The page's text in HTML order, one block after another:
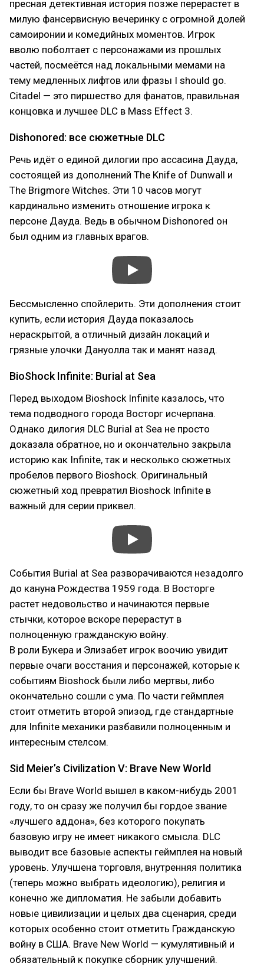
пресная детективная история позже перерастет в
милую фансервисную вечеринку с огромной долей
самоиронии и комедийных моментов. Игрок
вволю поболтает с персонажами из прошлых
частей, посмеётся над локальными мемами на
тему медленных лифтов или фразы I should go.
Citadel — это пиршество для фанатов, правильная
концовка и лучшее DLC в Mass Effect 3.
Dishonored: все сюжетные DLC
Речь идёт о единой дилогии про ассасина Дауда,
состоящей из дополнений The Knife of Dunwall и
The Brigmore Witches. Эти 10 часов могут
кардинально изменить отношение игрока к
персоне Дауда. Ведь в обычном Dishonored он
был одним из главных врагов.
Бессмысленно спойлерить. Эти дополнения стоит
купить, если история Дауда показалось
нераскрытой, а отличный дизайн локаций и
грязные улочки Дануолла так и манят назад.
BioShock Infinite: Burial at Sea
Перед выходом Bioshock Infinite казалось, что
тема подводного города Восторг исчерпана.
Однако дилогия DLC Burial at Sea не просто
доказала обратное, но и окончательно закрыла
историю как Infinite, так и несколько сюжетных
пробелов первого Bioshock. Оригинальный
сюжетный ход превратил Bioshock Infinite в
важный для серии приквел.
События Burial at Sea разворачиваются незадолго
до кануна Рождества 1959 года. В Восторге
растет недовольство и начинаются первые
стычки, которое вскоре перерастут в
полноценную гражданскую войну.
В роли Букера и Элизабет игрок воочию увидит
первые очаги восстания и персонажей, которые к
событиям Bioshock были либо мертвы, либо
окончательно сошли с ума. По части геймплея
стоит отметить второй эпизод, где стандартные
для Infinite механики разбавили полноценным и
интересным стелсом.
Sid Meier’s Civilization V: Brave New World
Если бы Brave World вышел в каком-нибудь 2001
году, то он сразу же получил бы гордое звание
«лучшего аддона», без которого покупать
базовую игру не имеет никакого смысла. DLC
выводит все базовые аспекты геймплея на новый
уровень. Улучшена торговля, внутренняя политика
(теперь можно выбрать идеологию), религия и
конечно же дипломатия. Не забыли добавить
новые цивилизации и целых два сценария, среди
которых особенно стоит отметить Гражданскую
войну в США. Brave New World — кумулятивный и
обязательный к покупке сборник улучшений.